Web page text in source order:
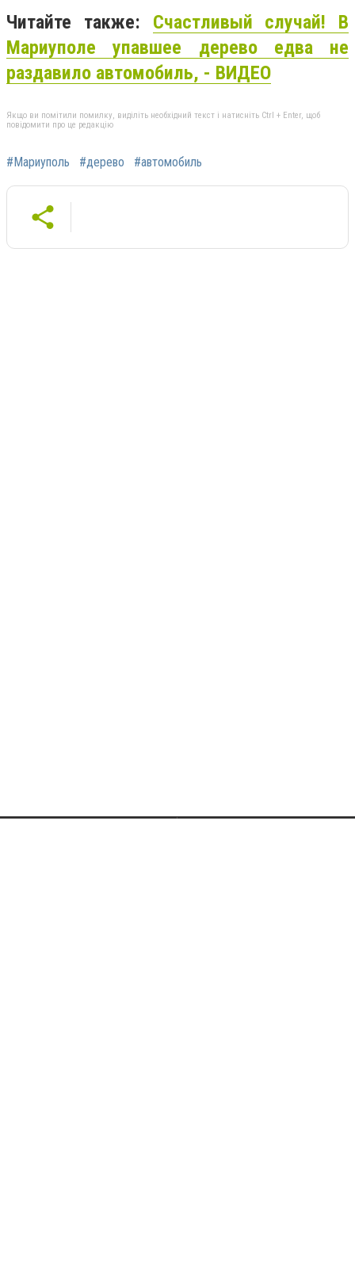
Читайте также: Счастливый случай! В
Мариуполе упавшее дерево едва не
раздавило автомобиль, - ВИДЕО
Якщо ви помітили помилку, виділіть необхідний текст і натисніть Ctrl + Enter, щоб
повідомити про це редакцію
#Мариуполь #дерево #автомобиль